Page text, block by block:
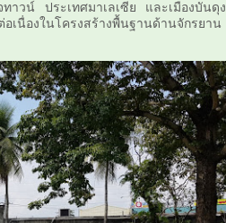
าวน์ ประเทศมาเลเซีย และเมืองบันดุ
อเนื่องในโครงสร้างพื้นฐานด้านจักรย